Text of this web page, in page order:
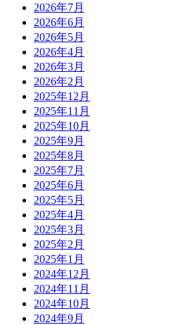
2026年7月
2026年6月
2026年5月
2026年4月
2026年3月
2026年2月
2025年12月
2025年11月
2025年10月
2025年9月
2025年8月
2025年7月
2025年6月
2025年5月
2025年4月
2025年3月
2025年2月
2025年1月
2024年12月
2024年11月
2024年10月
2024年9月